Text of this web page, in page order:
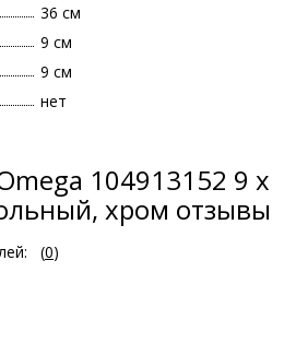
36 см
9 см
9 см
нет
104913152 9 x
хром отзывы
(0)